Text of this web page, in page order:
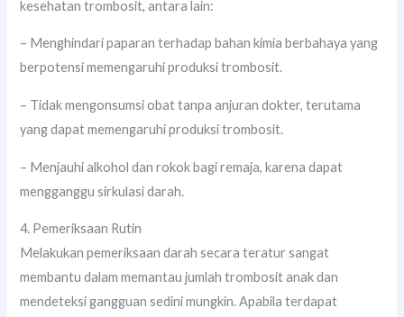
kesehatan trombosit, antara lain:
– Menghindari paparan terhadap bahan kimia berbahaya yang
berpotensi memengaruhi produksi trombosit.
– Tidak mengonsumsi obat tanpa anjuran dokter, terutama
yang dapat memengaruhi produksi trombosit.
– Menjauhi alkohol dan rokok bagi remaja, karena dapat
mengganggu sirkulasi darah.
4. Pemeriksaan Rutin
Melakukan pemeriksaan darah secara teratur sangat
membantu dalam memantau jumlah trombosit anak dan
mendeteksi gangguan sedini mungkin. Apabila terdapat